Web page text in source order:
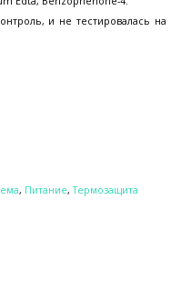
и не тестировалась на
, Питание,Термозащита